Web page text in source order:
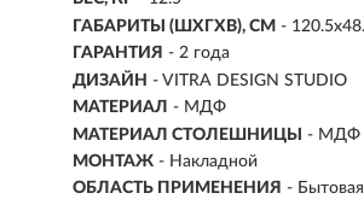
ГАБАРИТЫ (ШХГХВ), СМ -
ГАРАНТИЯ - 2 года
ДИЗАЙН - VITRA DESIGN STUDIO
МАТЕРИАЛ - МДФ
МАТЕРИАЛ СТОЛЕШНИЦЫ
- МДФ
МОНТАЖ - Накладной
ОБЛАСТЬ ПРИМЕНЕНИЯ - Бытовая